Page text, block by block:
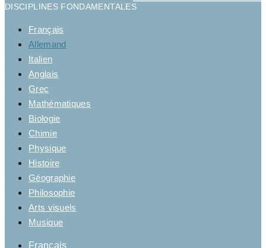
DISCIPLINES FONDAMENTALES
Français
Allemand
Italien
Anglais
Grec
Mathématiques
Biologie
Chimie
Physique
Histoire
Géographie
Philosophie
Arts visuels
Musique
Français